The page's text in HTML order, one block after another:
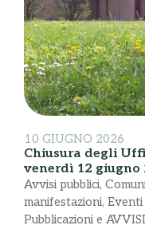
10 GIUGNO 2026
Chiusura degli
venerdì 12 giugno
Avvisi pubblici,
manifestazioni, Eventi
Pubblicazioni e